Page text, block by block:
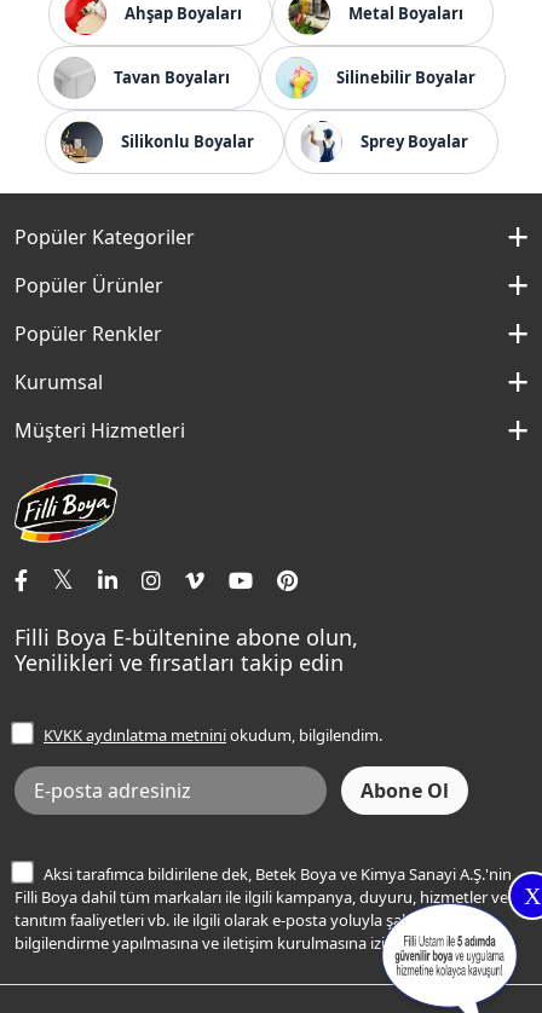
Ahşap Boyaları Metal Boyaları
Tavan Boyaları Silinebilir Boyalar
Silikonlu Boyalar Sprey Boyalar
X
Popüler Kategoriler
İç Cephe Boyaları
İç Cephe Renkleri
Dış Cephe Renkleri
Mobilya Boyaları
Macun ve Astarlar
Yapı Kimyasalları
Tavan Boyaları
Ev Bakım ve Hobi Boyaları
Yatak Odası Renkleri
Popüler Ürünler
Momento Silan
Panel Kapı Boyası
Aqualux
Momento Max Cleanix
Sentomaxx Sentetik Boya
Sentomaxx İpeksi Mat
Momento Life
Popüler Renkler
Kırık Beyaz Rengi
Aydan Rengi
Fildişi Rengi
Andezit Rengi
Şampanya Rengi
Açık Mavi Rengi
Frezya Rengi
Kurumsal
Hakkımızda
Basın Odası
İletişim Bilgilerimiz
Müşteri Hizmetleri
İletişim Formu
Satış Noktaları
Renk Danışma
Filli Ustam
Sıkça Sorulan Sorular
Ücretsiz Yalıtım Keşif Hizmeti
Bilgi Toplumu Hizmetleri
İnternet Sitesi Kullanım Koşulları
KVKK Talep Formu
KVKK Aydınlatma Metni
Filli Boya E-bültenine abone olun,
Yenilikleri ve fırsatları takip edin
KVKK aydınlatma metniniokudum, bilgilendim.
Aksi tarafımca bildirilene dek, Betek Boya ve Kimya Sanayi A.Ş.'nin
Filli Boya dahil tüm markaları ile ilgili kampanya, duyuru, hizmetler ve
tanıtım faaliyetleri vb. ile ilgili olarak e-posta yoluyla şahsıma
bilgilendirme yapılmasına ve iletişim kurulmasına izin veriyorum.